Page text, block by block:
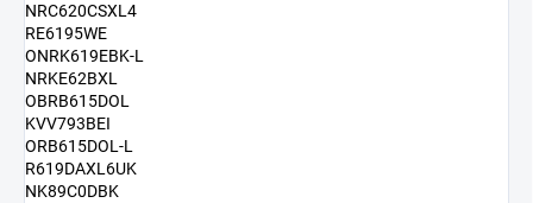
NRC620CSXL4
RE6195WE
ONRK619EBK-L
NRKE62BXL
OBRB615DOL
KVV793BEI
ORB615DOL-L
R619DAXL6UK
NK89C0DBK